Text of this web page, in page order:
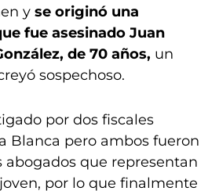
y se originó una
fue asesinado Juan
de 70 años, un
sospechoso.
por dos fiscales
Blanca pero ambos fueron
abogados que representan
por lo que finalmente